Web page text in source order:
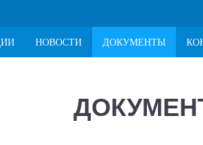
НОВОСТИ ДОКУМЕНТЫ